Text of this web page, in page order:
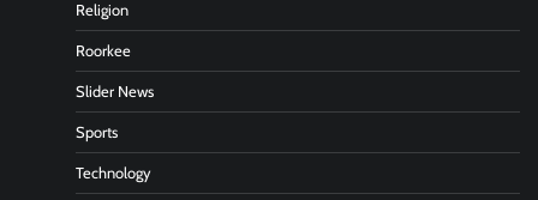
Religion
Roorkee
Slider News
Sports
Technology